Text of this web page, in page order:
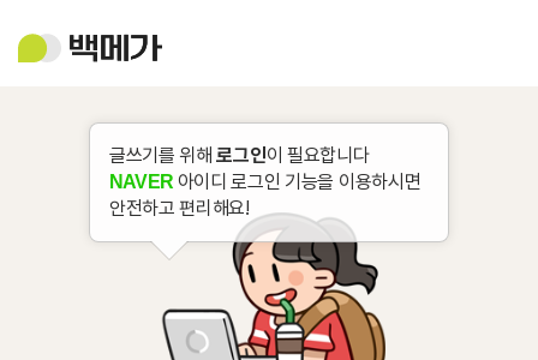
백
메
글쓰기를 위해로그인이 필요합니다
NAVER 아이디 로그인 기능을 이용하시면
안전하고 편리해요!